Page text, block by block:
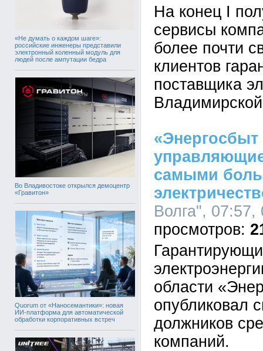
«Не думать о каждом шаге»:
российские инженеры представили
электронный коленный модуль для
людей после ампутации бедра
Во Владивостоке открылся демоцентр
«Гравитон»
Quorum от «Наносемантики»: новая
ИИ-платформа для автоматической
обработки корпоративных встреч
На конец I
сервисы
более почти
клиентов
поставщика
«Энергосбыт
самыми
Волга",
области
опубликовал
должников
компаний.